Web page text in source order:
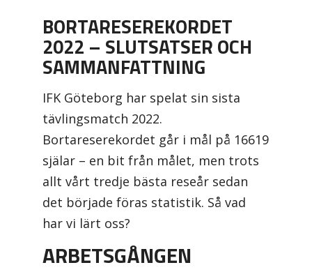
BORTARESEREKORDET
2022 – SLUTSATSER OCH
SAMMANFATTNING
IFK Göteborg har spelat sin sista
tävlingsmatch 2022.
Bortareserekordet går i mål på 16619
själar – en bit från målet, men trots
allt vårt tredje bästa reseår sedan
det började föras statistik. Så vad
har vi lärt oss?
ARBETSGÅNGEN